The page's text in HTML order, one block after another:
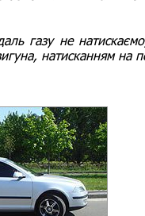
газу не
натисканням на